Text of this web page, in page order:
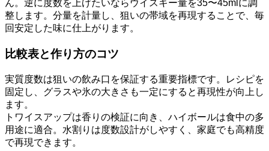
ん。逆に度数を上げたいならウイスキー量を35〜45mlに調
整します。分量を計量し、狙いの帯域を再現することで、毎
回安定した味に仕上がります。
比較表と作り方のコツ
実質度数は狙いの飲み口を保証する重要指標です。レシピを
固定し、グラスや氷の大きさも一定にすると再現性が向上し
ます。
トワイスアップは香りの検証に向き、ハイボールは食中の多
用途に適合。水割りは度数設計がしやすく、家庭でも高精度
で再現できます。